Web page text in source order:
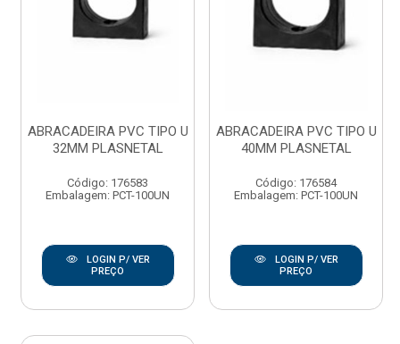
ABRACADEIRA PVC TIPO U
32MM PLASNETAL
Código: 176583
Embalagem: PCT-100UN
LOGIN P/ VER
PREÇO
ABRACADEIRA PVC TIPO U
40MM PLASNETAL
Código: 176584
Embalagem: PCT-100UN
LOGIN P/ VER
PREÇO